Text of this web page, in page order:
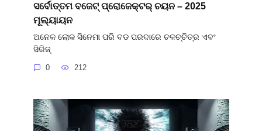
ସର୍ବୋତ୍ତମ ବଜେଟ୍ ପ୍ରୋଜେକ୍ଟର୍ ଚୟନ – 2025
ମୂଲ୍ୟାୟନ
ଅନେକ ଲୋକ ସିନେମା ପରି ବଡ ପରଦାରେ ଚଳଚ୍ଚିତ୍ର ଏବଂ
ସିରିଜ୍
0 212